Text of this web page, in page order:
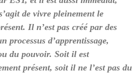
de vivre pleinement le
Il n’est pas créé par des
processus d’apprentissage,
du pouvoir. Soit il est
présent, soit il ne l’est pas du